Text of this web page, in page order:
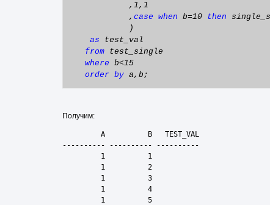
,1,1
, case when b=10 then
)
as test_val
from test_single
where b<15
order by a,b;
Получим:
         A          B   TEST_VAL
---------- ---------- ----------
         1          1
         1          2
         1          3
         1          4
         1          5